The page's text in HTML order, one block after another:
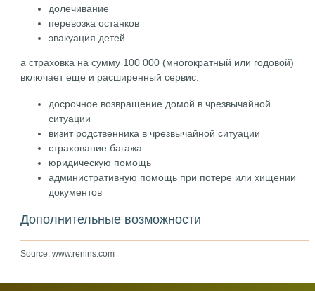
долечивание
перевозка останков
эвакуация детей
а cтраховка на сумму 100 000 (многократный или годовой)
включает еще и расширенный сервис:
досрочное возвращение домой в чрезвычайной
ситуации
визит родственника в чрезвычайной ситуации
страхование багажа
юридическую помощь
административную помощь при потере или хищении
документов
Дополнительные возможности
Source: www.renins.com